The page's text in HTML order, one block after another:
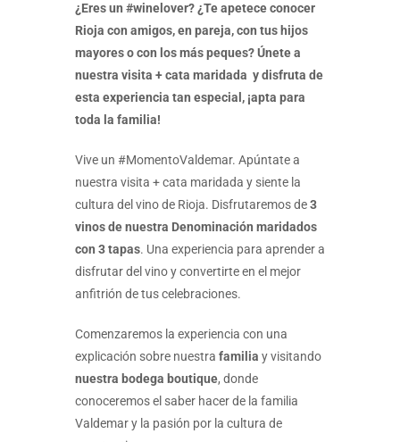
¿Eres un #winelover? ¿Te apetece conocer
Rioja con amigos, en pareja, con tus hijos
mayores o con los más peques? Únete a
nuestra visita + cata maridada y disfruta de
esta experiencia tan especial, ¡apta para
toda la familia!
Vive un #MomentoValdemar. Apúntate a
nuestra visita + cata maridada y siente la
cultura del vino de Rioja. Disfrutaremos de3
vinos de nuestra Denominación maridados
con 3 tapas. Una experiencia para aprender a
disfrutar del vino y convertirte en el mejor
anfitrión de tus celebraciones.
Comenzaremos la experiencia con una
explicación sobre nuestra familia y visitando
nuestra bodega boutique, donde
conoceremos el saber hacer de la familia
Valdemar y la pasión por la cultura de